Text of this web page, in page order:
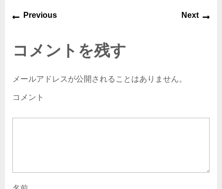
Previous Next
コメントを残す
メールアドレスが公開されることはありません。
コメント